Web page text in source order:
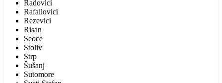
Radovici
Rafailovici
Rezevici
Risan
Seoce
Stoliv
Strp
Šušanj
Sutomore